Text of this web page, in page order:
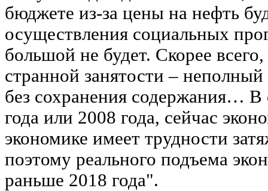
бюджете из-за цены на нефть
осуществления социальных
большой не будет. Скорее
странной занятости –
без сохранения содержания… В
года или 2008 года, сейчас
экономике имеет трудности
поэтому реального подъема
раньше 2018 года".